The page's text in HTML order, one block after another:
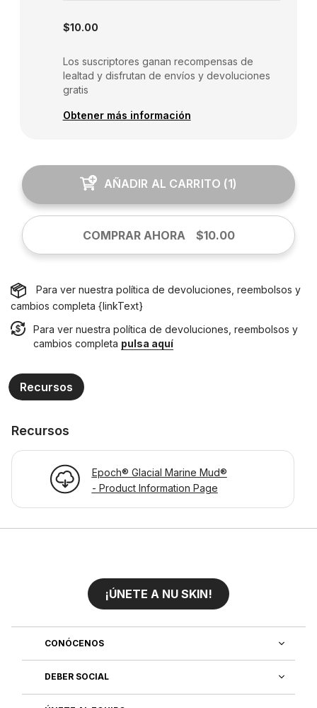
$10.00
Los suscriptores ganan recompensas de
lealtad y disfrutan de envíos y devoluciones
gratis
Obtener más información
AÑADIR AL CARRITO (1)
COMPRAR AHORA $10.00
Para ver nuestra política de devoluciones, reembolsos y
cambios completa {linkText}
Para ver nuestra política de devoluciones, reembolsos y
cambios completa pulsa aquí
Recursos
Recursos
Epoch® Glacial Marine Mud®
- Product Information Page
¡ÚNETE A NU SKIN!
CONÓCENOS
DEBER SOCIAL